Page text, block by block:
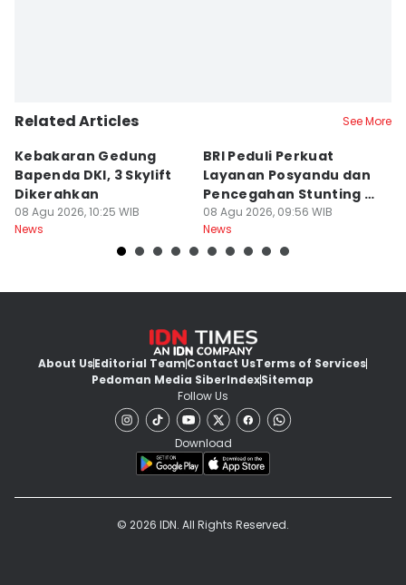
Related Articles See More
Kebakaran Gedung
Bapenda DKI, 3 Skylift
Dikerahkan
08 Agu 2026, 10:25 WIB
News
BRI Peduli Perkuat
Layanan Posyandu dan
Pencegahan Stunting di
Sleman
08 Agu 2026, 09:56 WIB
News
About UsEditorial TeamContact UsTerms of Services
Pedoman Media SiberIndexSitemap
Follow Us
Download
© 2026 IDN. All Rights Reserved.